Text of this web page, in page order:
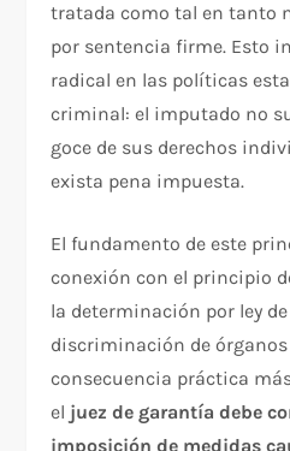
tratada como tal en tanto
por sentencia firme. Esto
radical en las políticas
criminal: el imputado no
goce de sus derechos
exista pena impuesta.​
El fundamento de este
conexión con el principio
la determinación por ley
discriminación de órganos
consecuencia práctica
el juez de garantía debe
imposición de medidas